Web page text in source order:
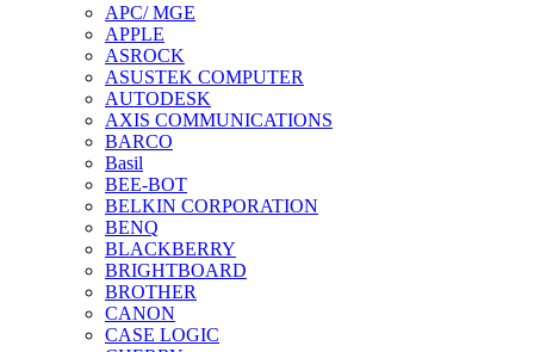
APC/ MGE
APPLE
ASROCK
ASUSTEK COMPUTER
AUTODESK
AXIS COMMUNICATIONS
BARCO
Basil
BEE-BOT
BELKIN CORPORATION
BENQ
BLACKBERRY
BRIGHTBOARD
BROTHER
CANON
CASE LOGIC